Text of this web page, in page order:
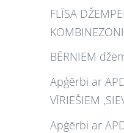
FLĪSA
BĒRNIEM
Apģērbi ar
VĪRIEŠIEM
Apģērbi ar